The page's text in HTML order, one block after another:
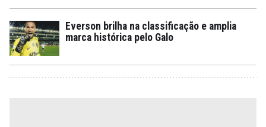
Everson brilha na classificação e amplia
marca histórica pelo Galo